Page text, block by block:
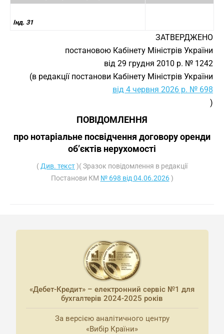
Інд. 31
ЗАТВЕРДЖЕНО
постановою Кабінету Міністрів України
від 29 грудня 2010 р. № 1242
(в редакції постанови Кабінету Міністрів України
від 4 червня 2026 р. № 698
)
ПОВІДОМЛЕННЯ
про нотаріальне посвідчення договору оренди
об’єктів нерухомості
( Див. текст)( Зразок повідомлення в редакції
Постанови КМ № 698 від 04.06.2026)
«Дебет-Кредит» – електронний сервіс №1 для
бухгалтерів 2024-2025 років
За версією аналітичного центру
«Вибір Країни»